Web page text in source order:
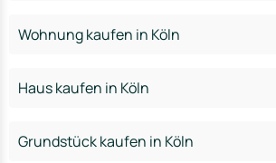
Wohnung kaufen in Köln
Haus kaufen in Köln
Grundstück kaufen in Köln